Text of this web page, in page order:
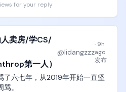
for your reply
卖房/学CS/
第一人）
@lidangzzz
· 9h
ago
发布
了六七年，从2019年开始一直坚
。